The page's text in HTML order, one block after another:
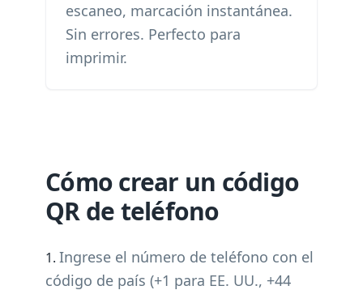
escaneo, marcación instantánea.
Sin errores. Perfecto para
imprimir.
Cómo crear un código
QR de teléfono
Ingrese el número de teléfono con el
código de país (+1 para EE. UU., +44